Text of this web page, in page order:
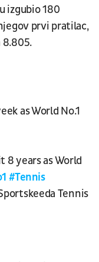
izgubio 180
prvi pratilac,
8.805.
as World No.1
8 years as World
#Tennis
Tennis